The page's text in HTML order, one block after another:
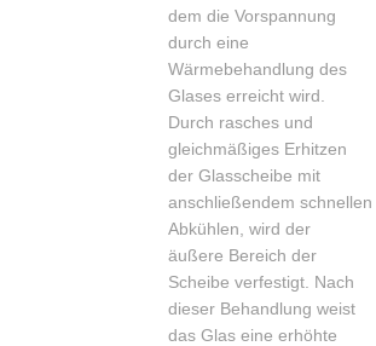
dem die Vorspannung
durch eine
Wärmebehandlung des
Glases erreicht wird.
Durch rasches und
gleichmäßiges Erhitzen
der Glasscheibe mit
anschließendem schnellen
Abkühlen, wird der
äußere Bereich der
Scheibe verfestigt. Nach
dieser Behandlung weist
das Glas eine erhöhte